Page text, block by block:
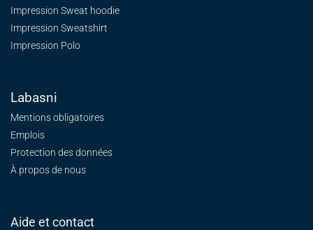
Impression Sweat hoodie
Impression Sweatshirt
Impression Polo
Labasni
Mentions obligatoires
Emplois
Protection des données
À propos de nous
Aide et contact